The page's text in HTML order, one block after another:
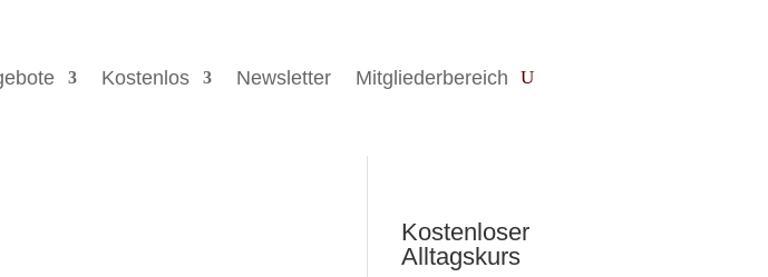
Kostenlos Newsletter Mitgliederbereich
Kostenloser
Alltagskurs